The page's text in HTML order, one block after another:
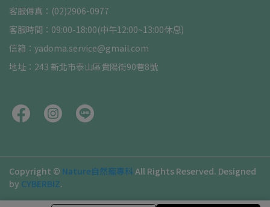
客服傳真：(02)2906-0977
客服時間：09:00-18:00(中午12:00~13:00休息)
信箱：yadoma.service@gmail.com
地址：243 新北市泰山區貴陽街90巷8號
Copyright © Nature自然寵專科All Rights Reserved. Designed
by CYBERBIZ.